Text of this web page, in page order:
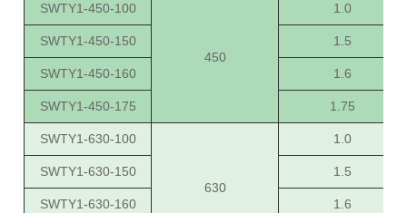
SWTY1-450-100
450
1.0
SWTY1-450-150 1.5
SWTY1-450-160 1.6
SWTY1-450-175 1.75
SWTY1-630-100
630
1.0
SWTY1-630-150 1.5
SWTY1-630-160 1.6